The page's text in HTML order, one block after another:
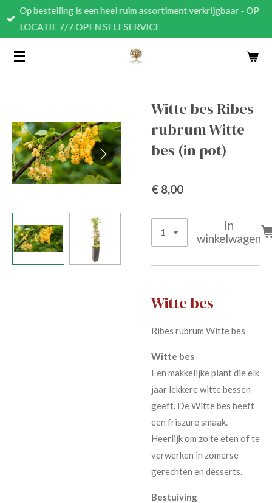
Ga
direct
de
Op bestelling is een heel ruim assortiment verkrijgbaar - OP
LOCATIE 7/7 OPEN SELFSERVICE
Witte bes Ribes
rubrum Witte
bes (in pot)
€ 8,00
In
winkelwagen
Witte bes
Ribes rubrum Witte bes
Witte bes
Een makkelijke plant die elk
jaar lekkere witte bessen
geeft. De Witte bes heeft
een friszure smaak.
Heerlijk om zo te eten of te
verwerken in zomerse
gerechten en desserts.
Bestuiving